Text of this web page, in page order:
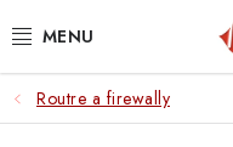
na
NOTEBOOKY
Routre a firewally